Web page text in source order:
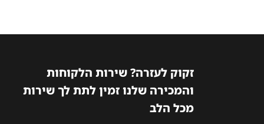
זקוק לעזרה? שירות הלקוחות
והמכירה שלנו זמין לתת לך שירות
מכל הלב